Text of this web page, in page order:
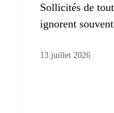
Sollicités de
ignorent
13 juillet 2026